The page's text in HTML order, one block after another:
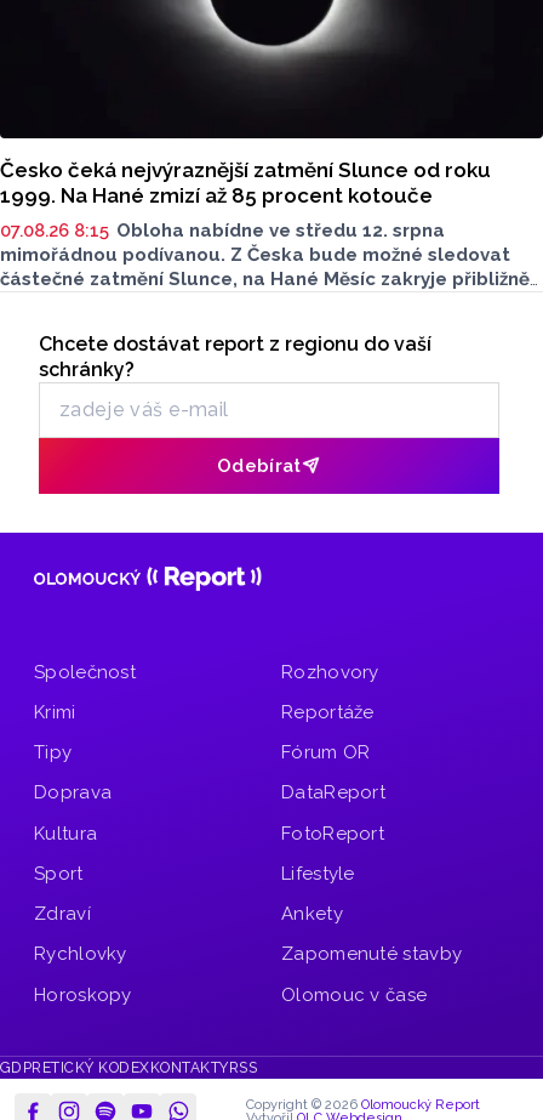
Česko čeká nejvýraznější zatmění Slunce od roku
1999. Na Hané zmizí až 85 procent kotouče
07.08.26 8:15 Obloha nabídne ve středu 12. srpna
mimořádnou podívanou. Z Česka bude možné sledovat
částečné zatmění Slunce, na Hané Měsíc zakryje přibližně
pozorovatelné z Česka od roku 1999. Důležité ale bude
najít vhodné místo a především chránit zrak. Více povědel
v rozhovoru Radia Haná s Lukášem Kobzou.
Odběr newsletteru
Chcete dostávat report z regionu do vaší
schránky?
Odebírat
Společnost
Krimi
Tipy
Doprava
Kultura
Sport
Zdraví
Rychlovky
Horoskopy
Rozhovory
Reportáže
Fórum OR
DataReport
FotoReport
Lifestyle
Ankety
Zapomenuté stavby
Olomouc v čase
GDPR ETICKÝ KODEXKONTAKTYRSS
Copyright © 2026 Olomoucký Report